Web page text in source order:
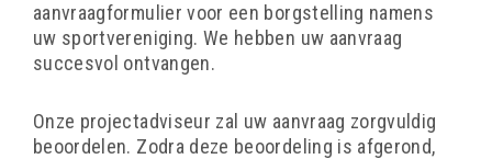
aanvraagformulier voor een borgstelling namens
uw sportvereniging. We hebben uw aanvraag
succesvol ontvangen.
Onze projectadviseur zal uw aanvraag zorgvuldig
beoordelen. Zodra deze beoordeling is afgerond,